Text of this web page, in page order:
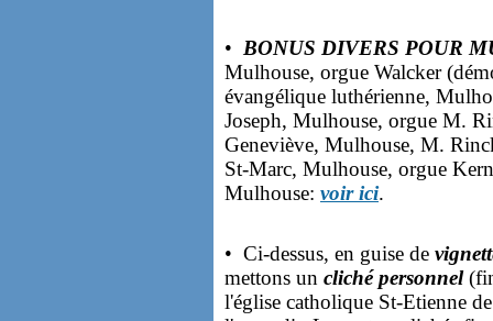
• BONUS DIVERS POUR
Mulhouse, orgue Walcker
évangélique luthérienne,
Joseph, Mulhouse, orgue M.
Geneviève, Mulhouse, M.
St-Marc, Mulhouse, orgue
Mulhouse: voir ici.
• Ci-dessus, en guise de
mettons un cliché personnel
l'église catholique St-Etienne